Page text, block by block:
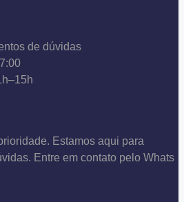
de dúvidas
Estamos aqui para
Entre em contato pelo Whats